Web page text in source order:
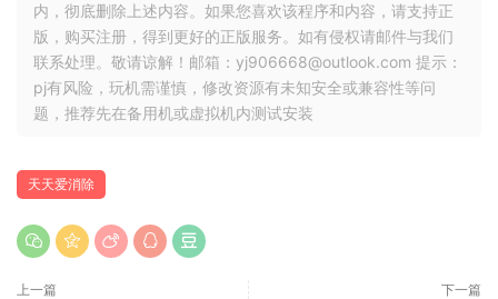
内，彻底删除上述内容。如果您喜欢该程序和内容，请支持正
版，购买注册，得到更好的正版服务。如有侵权请邮件与我们
联系处理。敬请谅解！邮箱：yj906668@outlook.com 提示：
pj有风险，玩机需谨慎，修改资源有未知安全或兼容性等问
题，推荐先在备用机或虚拟机内测试安装
天天爱消除
上一篇 下一篇